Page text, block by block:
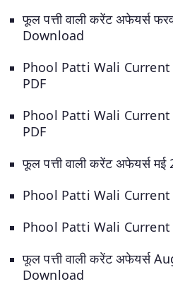
फूल पत्ती वाली करेंट अफेयर्स
Download
Phool Patti Wali
PDF
Phool Patti Wali
PDF
फूल पत्ती वाली करेंट अफेयर्स
Phool Patti Wali Current
Phool Patti Wali Current
फूल पत्ती वाली करेंट अफेयर्स
Download